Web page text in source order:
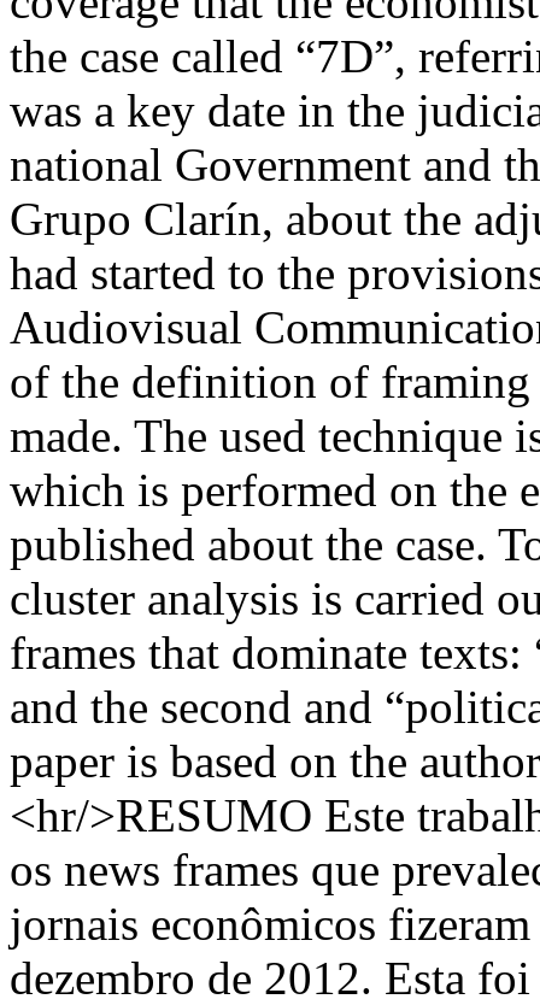
the case called “7D”,
was a key date in the
national Government and
Grupo Clarín, about the
had started to the
Audiovisual
of the definition of framing
made. The used technique
which is performed on the
published about the case.
cluster analysis is carried
frames that dominate
and the second and
paper is based on the
<hr/>RESUMO Este
os news frames que
jornais econômicos
dezembro de 2012. Esta